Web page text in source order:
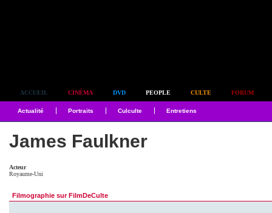
ACCUEIL CINÉMA DVD PEOPLE CULTE FORUM
Actualité Portraits Culculte Entretiens
James Faulkner
Acteur
Royaume-Uni
Filmographie sur FilmDeCulte